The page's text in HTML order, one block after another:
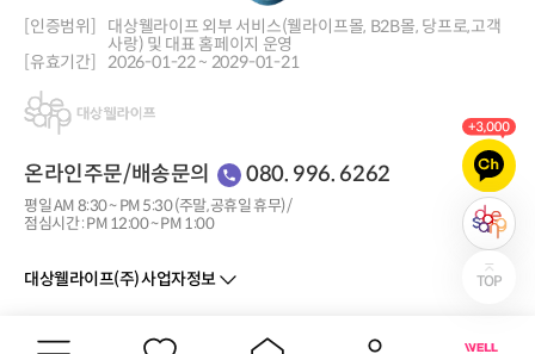
온라인주문/배송문의 080. 996. 6262
평일 AM 8:30 ~ PM 5:30 (주말, 공휴일 휴무) /
점심시간 : PM 12:00 ~ PM 1:00
[인증범위] 대상웰라이프 외부 서비스(웰라이프몰, B2B몰, 당프로,고객
사랑) 및 대표 홈페이지 운영
[유효기간]
2026-01-22 ~ 2029-01-21
대상웰라이프(주) 사업자정보